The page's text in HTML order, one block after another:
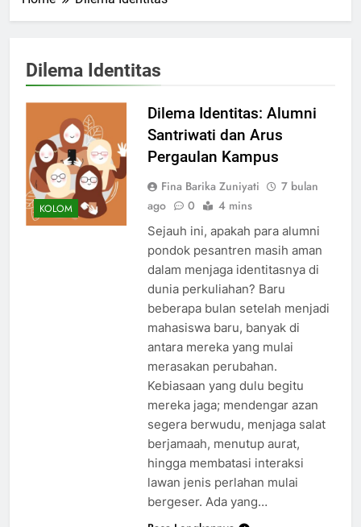
Dilema Identitas
KOLOM
Dilema Identitas: Alumni
Santriwati dan Arus
Pergaulan Kampus
Fina Barika Zuniyati
7 bulan
ago
0 4 mins
Sejauh ini, apakah para alumni
pondok pesantren masih aman
dalam menjaga identitasnya di
dunia perkuliahan? Baru
beberapa bulan setelah menjadi
mahasiswa baru, banyak di
antara mereka yang mulai
merasakan perubahan.
Kebiasaan yang dulu begitu
mereka jaga; mendengar azan
segera berwudu, menjaga salat
berjamaah, menutup aurat,
hingga membatasi interaksi
lawan jenis perlahan mulai
bergeser. Ada yang…